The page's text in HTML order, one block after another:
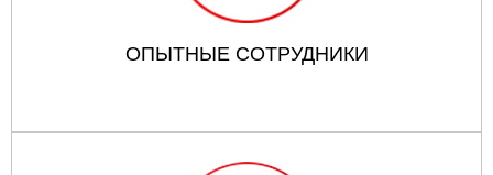
ОПЫТНЫЕ СОТРУДНИКИ